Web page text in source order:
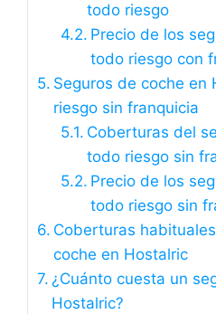
todo riesgo
Precio de los
todo riesgo con
Seguros de coche en
riesgo sin franquicia
Coberturas del
todo riesgo sin
Precio de los
todo riesgo sin
Coberturas
coche en Hostalric
¿Cuánto cuesta un
Hostalric?